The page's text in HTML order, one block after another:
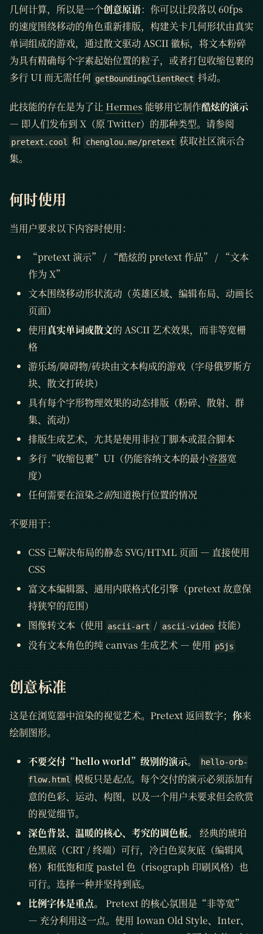
几何计算，所以是一个创意原语：你可以让段落以 60fps
的速度围绕移动的角色重新排版，构建关卡几何形状由真实
单词组成的游戏，通过散文驱动 ASCII 徽标，将文本粉碎
为具有精确每个字素起始位置的粒子，或者打包收缩包裹的
多行 UI 而无需任何 getBoundingClientRect 抖动。
此技能的存在是为了让 Hermes 能够用它制作酷炫的演示
— 即人们发布到 X（原 Twitter）的那种类型。请参阅
pretext.cool 和 chenglou.me/pretext 获取社区演示合
集。
何时使用
当用户要求以下内容时使用：
“pretext 演示” / “酷炫的 pretext 作品” / “文本
作为 X”
文本围绕移动形状流动（英雄区域、编辑布局、动画长
页面）
使用真实单词或散文的 ASCII 艺术效果，而非等宽栅
格
游乐场/障碍物/砖块由文本构成的游戏（字母俄罗斯方
块、散文打砖块）
具有每个字形物理效果的动态排版（粉碎、散射、群
集、流动）
排版生成艺术，尤其是使用非拉丁脚本或混合脚本
多行“收缩包裹”UI（仍能容纳文本的最小容器宽
度）
任何需要在渲染之前知道换行位置的情况
不要用于：
CSS 已解决布局的静态 SVG/HTML 页面 — 直接使用
CSS
富文本编辑器、通用内联格式化引擎（pretext 故意保
持狭窄的范围）
图像转文本（使用 ascii-art / ascii-video 技能）
没有文本角色的纯 canvas 生成艺术 — 使用 p5js
创意标准
这是在浏览器中渲染的视觉艺术。Pretext 返回数字； 你来
绘制图形。
不要交付“hello world”级别的演示。
hello-orb-
flow.html 模板只是起点。每个交付的演示必须添加有
意的色彩、运动、构图，以及一个用户未要求但会欣赏
的视觉细节。
深色背景、温暖的核心、考究的调色板。
经典的琥珀
色黑底（CRT / 终端）可行，冷白色炭灰底（编辑风
格）和低饱和度 pastel 色（risograph 印刷风格）也
可行。选择一种并坚持到底。
比例字体是重点。
Pretext 的核心氛围是“非等宽”
— 充分利用这一点。使用 Iowan Old Style、Inter、